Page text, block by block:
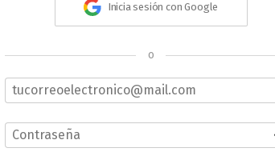
Inicia sesión con Google
o